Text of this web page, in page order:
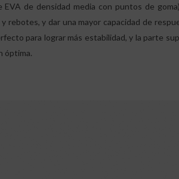
de densidad media con puntos de
rebotes, y dar una mayor capacidad de
para lograr más estabilidad, y la parte
óptima.